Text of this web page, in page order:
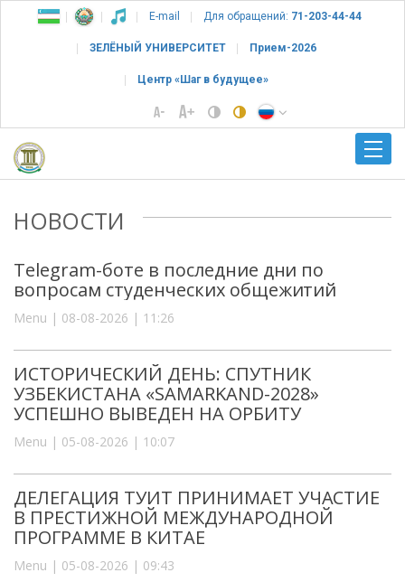
E-mail Для обращений: 71-203-44-44
ЗЕЛЁНЫЙ УНИВЕРСИТЕТ Прием-2026
Центр «Шаг в будущее»
НОВОСТИ
Telegram-боте в последние дни по
вопросам студенческих общежитий
Menu | 08-08-2026 | 11:26
ИСТОРИЧЕСКИЙ ДЕНЬ: СПУТНИК
УЗБЕКИСТАНА «SAMARKAND-2028»
УСПЕШНО ВЫВЕДЕН НА ОРБИТУ
Menu | 05-08-2026 | 10:07
ДЕЛЕГАЦИЯ ТУИТ ПРИНИМАЕТ УЧАСТИЕ
В ПРЕСТИЖНОЙ МЕЖДУНАРОДНОЙ
ПРОГРАММЕ В КИТАЕ
Menu | 05-08-2026 | 09:43